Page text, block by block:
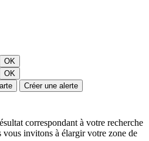
OK
OK
Créer une alerte
correspondant à votre recherche
vous invitons à élargir votre zone de